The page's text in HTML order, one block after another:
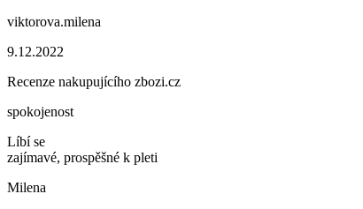
viktorova.milena
9.12.2022
Recenze nakupujícího zbozi.cz
spokojenost
Líbí se
zajímavé, prospěšné k pleti
Milena